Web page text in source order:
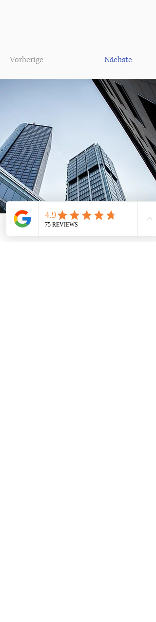
Vorherige Nächste